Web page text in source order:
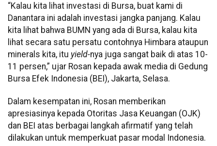
“Kalau kita lihat investasi di Bursa, buat kami di
Danantara ini adalah investasi jangka panjang. Kalau
kita lihat bahwa BUMN yang ada di Bursa, kalau kita
lihat secara satu persatu contohnya Himbara ataupun
minerals kita, itu yield-nya juga sangat baik di atas 10-
11 persen,” ujar Rosan kepada awak media di Gedung
Bursa Efek Indonesia (BEI), Jakarta, Selasa.
Dalam kesempatan ini, Rosan memberikan
apresiasinya kepada Otoritas Jasa Keuangan (OJK)
dan BEI atas berbagai langkah afirmatif yang telah
dilakukan untuk memperkuat pasar modal Indonesia.